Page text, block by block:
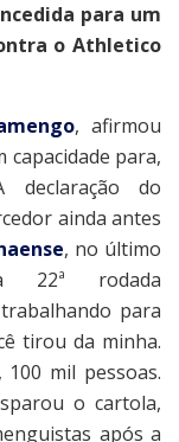
para um
o Athletico
, afirmou
para,
do
ainda antes
, no último
22ª rodada
para
tirou da minha.
mil pessoas.
o cartola,
após a